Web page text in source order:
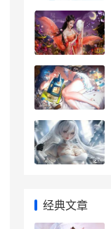
经典文章